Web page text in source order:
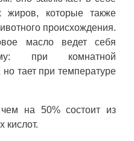
которые также
происхождения.
масло ведет себя
при комнатной
тает при температуре
на 50% состоит из
кислот.